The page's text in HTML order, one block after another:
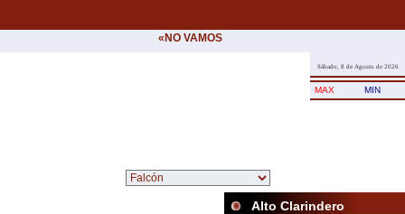
«NO VAMOS A CEDER NUNCA AL CHANTAJE
Sábado, 8 de Agosto de 2026
MAX MIN
Alto Clarindero